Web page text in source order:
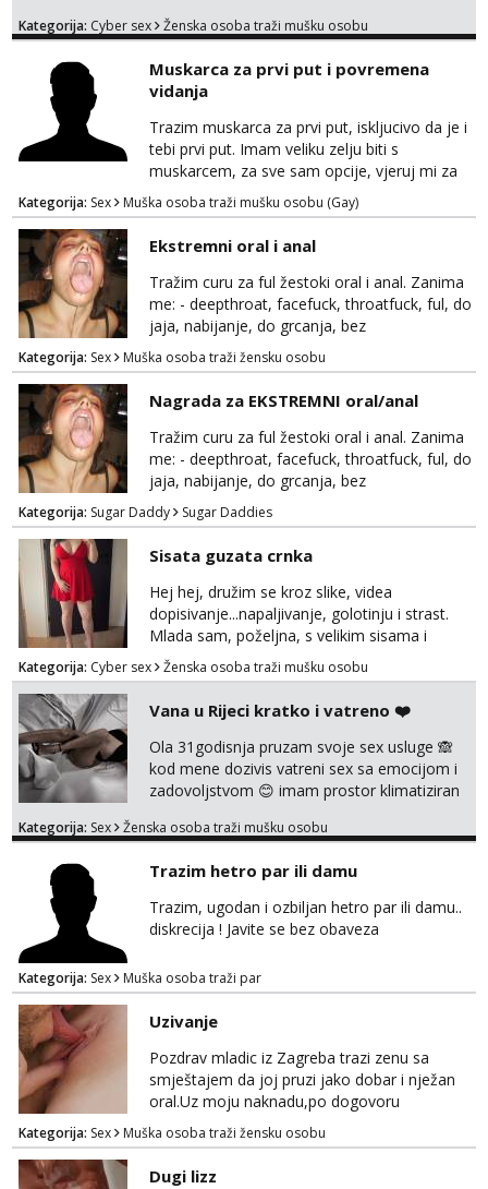
poslije kada se bolje znamo i videopoziv i
Idealno ne nešto jednokratno već
dogovoreno i na dulje vrijeme. Malo jesam
sramežljiva ali potrudit ću se da budeš
zadovoljan i da imaš nekog za svakodn...
Kategorija: Cyber sex Ženska osoba traži mušku osobu
Muskarca za prvi put i povremena
vidanja
Trazim muskarca za prvi put, iskljucivo da je i
tebi prvi put. Imam veliku zelju biti s
muskarcem, za sve sam opcije, vjeruj mi za
sve…pasiv/aktiv/pusenje/ najlonke…ako bude
dobro mozemo nastaviti povremena vidanja
uz maksimalnu diskreciju,sto bude u sobi
tamo i ostaje. Jace sam grade 180cm 110kg.
Ozenjen, uz dogovor o lokaciji i vremenu ja
rjesavam apartman/hotel. Odgovara mi cijela
kontinentalna...
Kategorija: Sex Muška osoba traži mušku osobu (Gay)
Ekstremni oral i anal
Tražim curu za ful žestoki oral i anal. Zanima
me: - deepthroat, facefuck, throatfuck, ful, do
jaja, nabijanje, do grcanja, bez
ograničavanja... - fisting (ili big insertions),
gaping, DAP/TAP, prolapse, sirenje... Ako
možeš nešto od toga i spremna si, javi se.
Kategorija: Sex Muška osoba traži žensku osobu
Nagrada za EKSTREMNI oral/anal
Tražim curu za ful žestoki oral i anal. Zanima
me: - deepthroat, facefuck, throatfuck, ful, do
jaja, nabijanje, do grcanja, bez
ograničavanja... - fisting (ili big insertions),
gaping, DAP/TAP, prolapse, sirenje... Ako
možeš nešto od toga i spremna si, javi se.
Nagrada po želji (od 500€ naviše, ovisi o
tome sto možeš)
Kategorija: Sugar Daddy Sugar Daddies
Sisata guzata crnka
Hej hej, družim se kroz slike, videa
dopisivanje...napaljivanje, golotinju i strast.
Mlada sam, poželjna, s velikim sisama i
guzom. 😉 Kontakt: Telegram: nebojezuto
Google chat/Gmail smmaprivatni@gmail.com
Kategorija: Cyber sex Ženska osoba traži mušku osobu
Vana u Rijeci kratko i vatreno ❤️
Ola 31godisnja pruzam svoje sex usluge 🙈
kod mene dozivis vatreni sex sa emocijom i
zadovoljstvom 😊 imam prostor klimatiziran
nudim klasiku sa zastitom pusenje bez
neradim analno i pitanja ako radim bez odma
ignoriram radim samo sa svojim slikama
original ✌️😊ali neki vec me poznaju waccap...
Kategorija: Sex Ženska osoba traži mušku osobu
Trazim hetro par ili damu
Trazim, ugodan i ozbiljan hetro par ili damu..
diskrecija ! Javite se bez obaveza
Kategorija: Sex Muška osoba traži par
Uzivanje
Pozdrav mladic iz Zagreba trazi zenu sa
smještajem da joj pruzi jako dobar i nježan
oral.Uz moju naknadu,po dogovoru
.Diskrecija osigurana.
Kategorija: Sex Muška osoba traži žensku osobu
Dugi lizz